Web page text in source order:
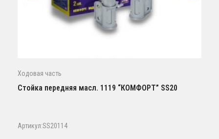
Ходовая часть
Стойка передняя масл. 1119 “КОМФОРТ” SS20
Артикул:SS20114